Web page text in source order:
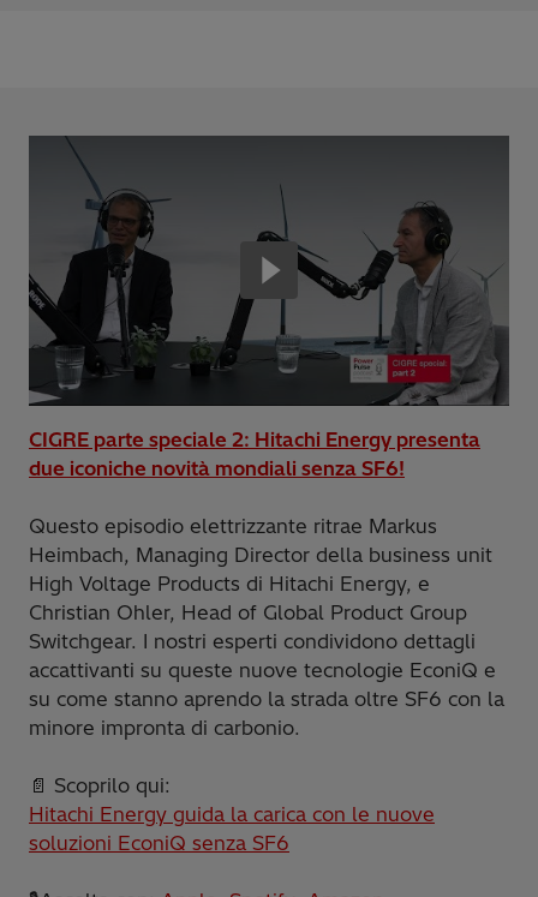
CIGRE parte speciale 2: Hitachi Energy presenta
due iconiche novità mondiali senza SF6!
Questo episodio elettrizzante ritrae Markus
Heimbach, Managing Director della business unit
High Voltage Products di Hitachi Energy, e
Christian Ohler, Head of Global Product Group
Switchgear. I nostri esperti condividono dettagli
accattivanti su queste nuove tecnologie EconiQ e
su come stanno aprendo la strada oltre SF6 con la
minore impronta di carbonio.
📄 Scoprilo qui:
Hitachi Energy guida la carica con le nuove
soluzioni EconiQ senza SF6